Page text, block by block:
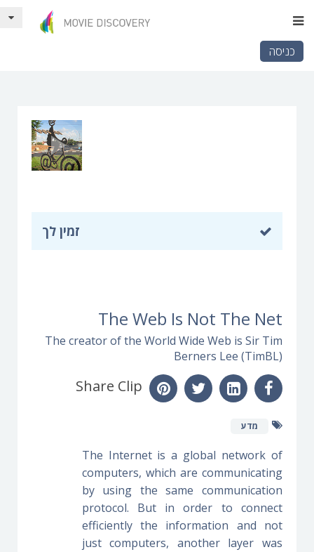
כניסה
זמין לך
The Web Is Not The Net
The creator of the World Wide Web is Sir Tim
Berners Lee (TimBL)
Share Clip
מדע
The Internet is a global network of
computers, which are communicating
by using the same communication
protocol. But in order to connect
efficiently the information and not
just computers, another layer was